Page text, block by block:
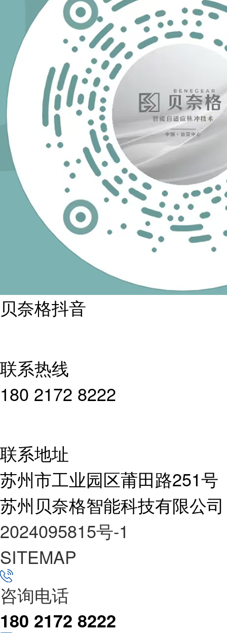
贝奈格抖音
联系热线
180 2172 8222
联系地址
苏州市工业园区莆田路251号
苏州贝奈格智能科技有限公
2024095815号-1
SITEMAP
咨询电话
180 2172 8222